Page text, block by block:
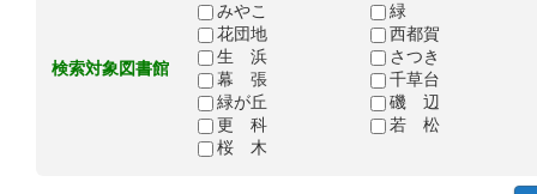
検索対象図書館
みやこ
緑
花団地
西都賀
生 浜
さつき
幕 張
千草台
緑が丘
磯 辺
更 科
若 松
桜 木